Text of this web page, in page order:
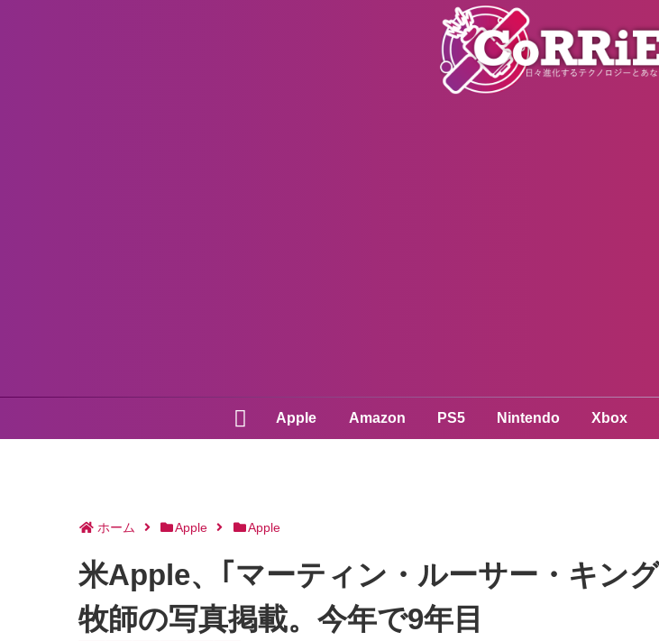
Apple Amazon PS5 Nintendo Xbox
ホーム Apple Apple
米Apple、｢マーティン・ルーサー・キン
牧師の写真掲載。今年で9年目